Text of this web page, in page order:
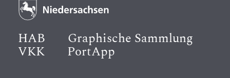
HAB Graphische Sammlung
VKK PortApp